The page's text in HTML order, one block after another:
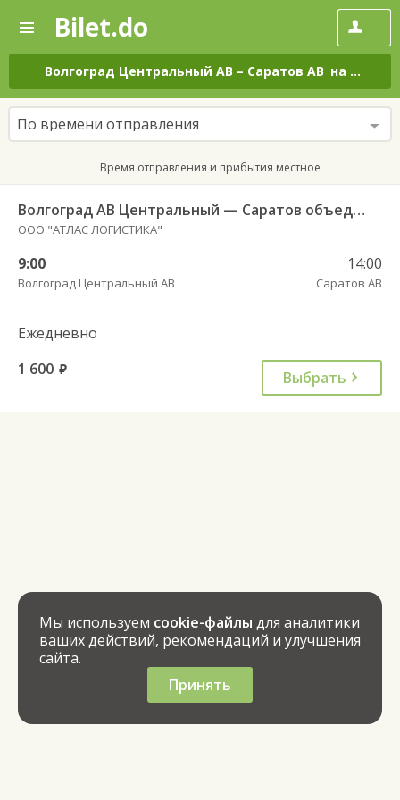
—
Поиск
и
покупка
билетов
на
автобус
онлайн
Bilet.do
Волгоград Центральный АВ – Саратов АВ на все дни
По времени отправления
Время отправления и прибытия местное
Волгоград АВ Центральный — Саратов объединение АВ и АС
ООО "АТЛАС ЛОГИСТИКА"
9:00
Волгоград Центральный АВ
14:00
Саратов АВ
Ежедневно
1 600 руб. Выбрать
Мы используем cookie-файлы для аналитики
ваших действий, рекомендаций и улучшения
сайта.
Принять